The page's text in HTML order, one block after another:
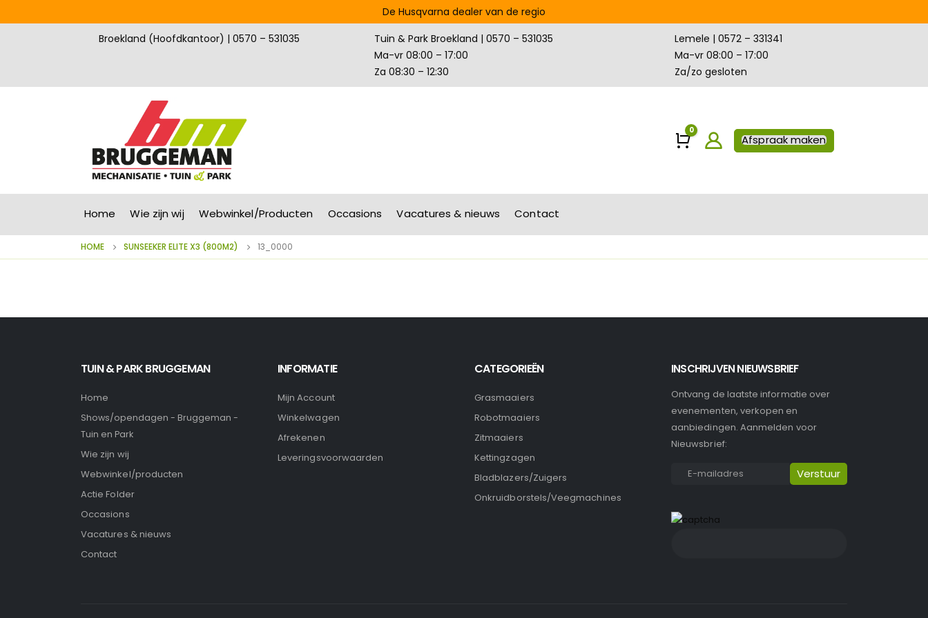
De Husqvarna dealer van de regio
Broekland (Hoofdkantoor) | 0570 – 531035
Tuin & Park Broekland | 0570 – 531035
Ma-vr 08:00 – 17:00
Za 08:30 – 12:30
Lemele | 0572 – 331341
Ma-vr 08:00 – 17:00
Za/zo gesloten
Winkelwagen
0
Afspraak maken
Home Wie zijn wij Webwinkel/Producten Occasions Vacatures & nieuws Contact
HOME SUNSEEKER ELITE X3 (800M2) 13_0000
TUIN & PARK BRUGGEMAN
Home
Shows/opendagen - Bruggeman -
Tuin en Park
Wie zijn wij
Webwinkel/producten
Actie Folder
Occasions
Vacatures & nieuws
Contact
INFORMATIE
Mijn Account
Winkelwagen
Afrekenen
Leveringsvoorwaarden
CATEGORIEËN
Grasmaaiers
Robotmaaiers
Zitmaaiers
Kettingzagen
Bladblazers/Zuigers
Onkruidborstels/Veegmachines
INSCHRIJVEN NIEUWSBRIEF
Ontvang de laatste informatie over
evenementen, verkopen en
aanbiedingen. Aanmelden voor
Nieuwsbrief: